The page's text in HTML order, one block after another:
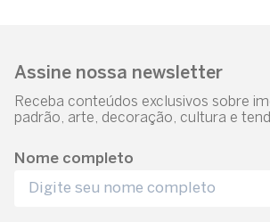
Assine nossa newsletter
Receba conteúdos exclusivos sobre
padrão, arte, decoração, cultura e
Nome completo